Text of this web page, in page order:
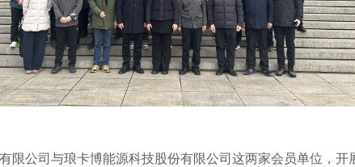
限公司与琅卡博能源科技股份有限公司这两家会员单位，